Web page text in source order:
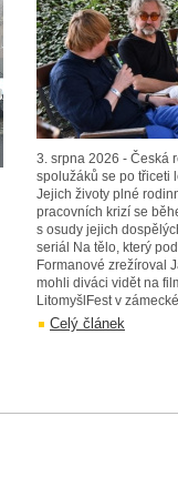
3. srpna 2026 - Česká
spolužáků se po třiceti
Jejich životy plné
pracovních krizí se
s osudy jejich
seriál Na tělo, který
Formanové zrežíroval
mohli diváci vidět na
LitomyšlFest v
Celý článek